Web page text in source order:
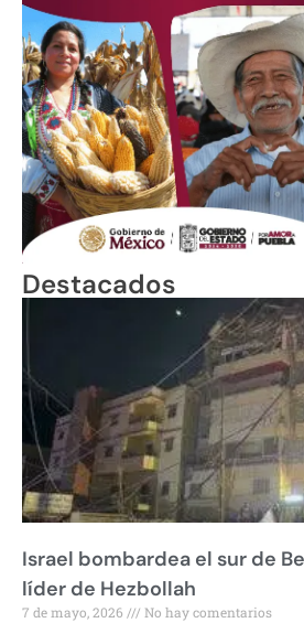
Destacados
Israel bombardea el sur de
líder de Hezbollah
7 de mayo, 2026 No hay comentarios